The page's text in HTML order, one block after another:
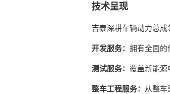
技术呈现
吉泰深耕车辆动力总成
开发服务： 拥有全面的
测试服务： 覆盖新能源
整车工程服务：
从整